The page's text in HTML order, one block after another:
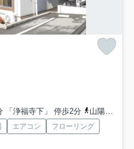
「浄福寺下」 停歩2分
山陽本線「西条」駅 徒歩79分
エアコン
フローリング